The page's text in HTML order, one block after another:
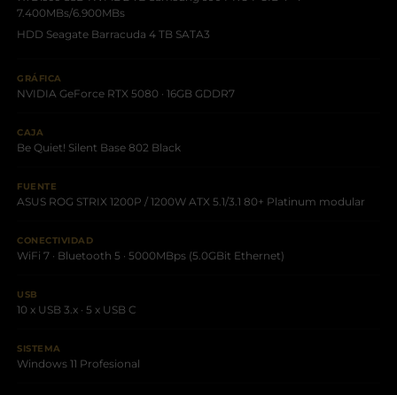
7.400MBs/6.900MBs
HDD Seagate Barracuda 4 TB SATA3
GRÁFICA
NVIDIA GeForce RTX 5080 · 16GB GDDR7
CAJA
Be Quiet! Silent Base 802 Black
FUENTE
ASUS ROG STRIX 1200P / 1200W ATX 5.1/3.1 80+ Platinum modular
CONECTIVIDAD
WiFi 7 · Bluetooth 5 · 5000MBps (5.0GBit Ethernet)
USB
10 x USB 3.x · 5 x USB C
SISTEMA
Windows 11 Profesional